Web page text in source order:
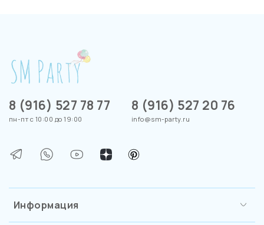
Информация
8 (916) 527 78 77
пн-пт с 10:00 до 19:00
8 (916) 527 20 76
info@sm-party.ru